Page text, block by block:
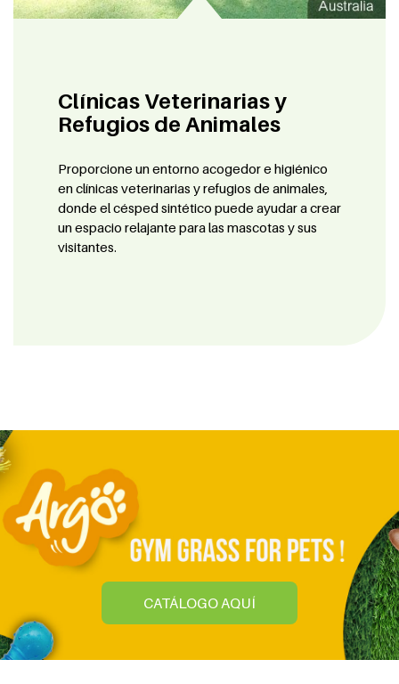
Clínicas Veterinarias y
Refugios de Animales
Proporcione un entorno acogedor e higiénico
en clínicas veterinarias y refugios de animales,
donde el césped sintético puede ayudar a crear
un espacio relajante para las mascotas y sus
visitantes.
CATÁLOGO AQUÍ